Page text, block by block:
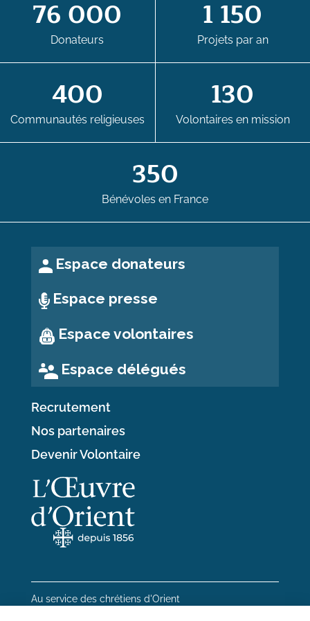
76 000
Donateurs
1 150
Projets par an
400
Communautés religieuses
130
Volontaires en mission
350
Bénévoles en France
Espace donateurs
Espace presse
Espace volontaires
Espace délégués
Recrutement
Nos partenaires
Devenir Volontaire
Au service des chrétiens d'Orient